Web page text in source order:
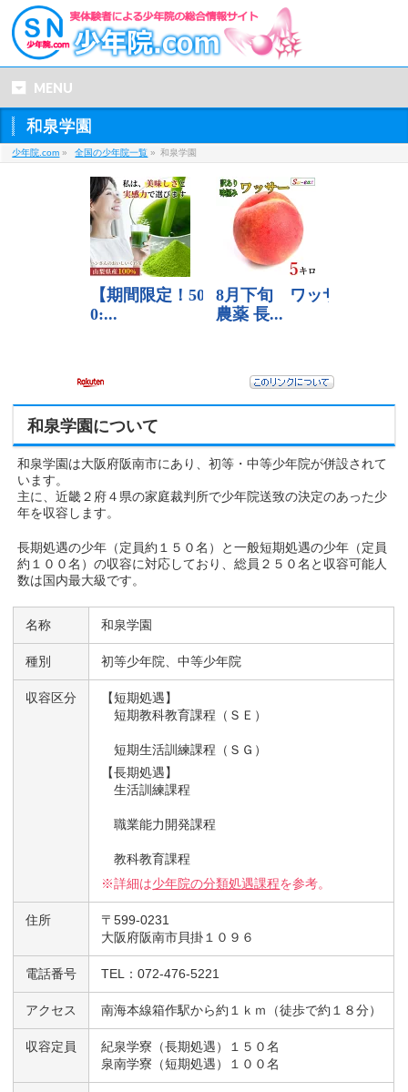
MENU
和泉学園
少年院.com » 全国の少年院一覧 » 和泉学園
和泉学園について
和泉学園は大阪府阪南市にあり、初等・中等少年院が併設されて
います。
主に、近畿２府４県の家庭裁判所で少年院送致の決定のあった少
年を収容します。
長期処遇の少年（定員約１５０名）と一般短期処遇の少年（定員
約１００名）の収容に対応しており、総員２５０名と収容可能人
数は国内最大級です。
名称 和泉学園
種別 初等少年院、中等少年院
収容区分
【短期処遇】
短期教科教育課程（ＳＥ）
短期生活訓練課程（ＳＧ）
【長期処遇】
生活訓練課程
職業能力開発課程
教科教育課程
※詳細は少年院の分類処遇課程を参考。
住所
〒599-0231
大阪府阪南市貝掛１０９６
電話番号 TEL：072-476-5221
アクセス 南海本線箱作駅から約１ｋｍ（徒歩で約１８分）
収容定員
紀泉学寮（長期処遇）１５０名
泉南学寮（短期処遇）１００名